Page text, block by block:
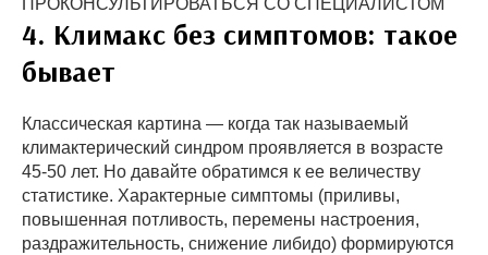
ПРОКОНСУЛЬТИРОВАТЬСЯ СО СПЕЦИАЛИСТОМ
4. Климакс без симптомов: такое
бывает
Классическая картина — когда так называемый
климактерический синдром проявляется в возрасте
45-50 лет. Но давайте обратимся к ее величеству
статистике. Характерные симптомы (приливы,
повышенная потливость, перемены настроения,
раздражительность, снижение либидо) формируются